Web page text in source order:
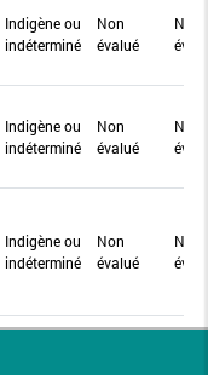
Indigène ou
indéterminé
Non
évalué
Non
Indigène ou
indéterminé
Non
évalué
Non
Indigène ou
indéterminé
Non
évalué
Non